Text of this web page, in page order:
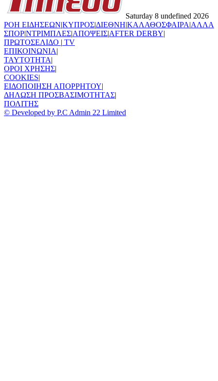
Saturday 8 undefined 2026
ΡΟΗ ΕΙΔΗΣΕΩΝ|ΚΥΠΡΟΣ|ΔΙΕΘΝΗ|ΚΑΛΑΘΟΣΦΑΙΡΑ|ΑΛΛΑ
ΣΠΟΡ|ΝΤΡΙΜΠΛΕΣ|ΑΠΟΨΕΙΣ|AFTER DERBY|
ΠΡΩΤΟΣΕΛΙΔΟ | TV
ΕΠΙΚΟΙΝΩΝΙΑ|
TAYTOTHTA|
ΟΡΟΙ ΧΡΗΣΗΣ|
COOKIES|
ΕΙΔΟΠΟΙΗΣΗ ΑΠΟΡΡΗΤΟΥ|
ΔΗΛΩΣΗ ΠΡΟΣΒΑΣΙΜΟΤΗΤΑΣ|
ΠΟΛΙΤΗΣ
© Developed by P.C Admin 22 Limited